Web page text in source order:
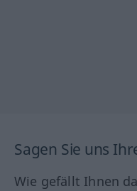
Sagen Sie uns
Wie gefällt Ihnen